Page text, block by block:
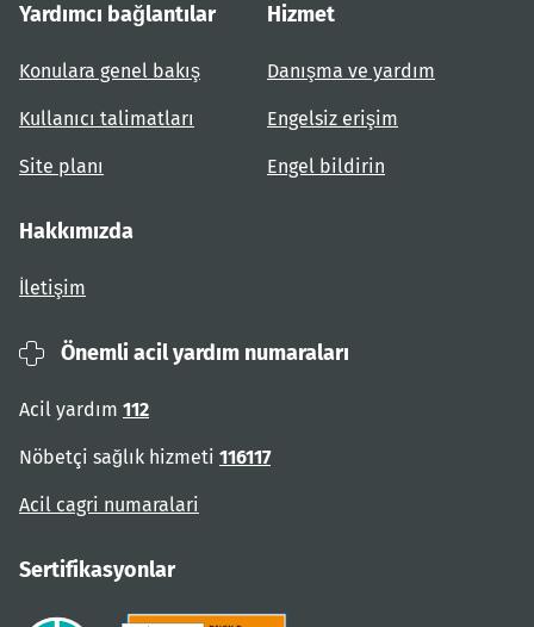
Yardımcı bağlantılar
Konulara genel bakış
Kullanıcı talimatları
Site planı
Hizmet
Danışma ve yardım
Engelsiz erişim
Engel bildirin
Hakkımızda
İletişim
Önemli acil yardım numaraları
Acil yardım 112
Nöbetçi sağlık hizmeti 116117
Acil cagri numaralari
Sertifikasyonlar